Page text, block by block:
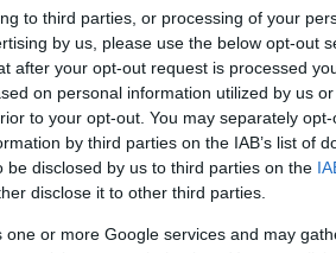
to third parties, or processing of your
by us, please use the below opt-out
after your opt-out request is processed
on personal information utilized by us
to your opt-out. You may separately
by third parties on the IAB’s list of
disclosed by us to third parties on the
disclose it to other third parties.
or more Google services and may
Gáborné, aFővárosi
Gábor özvegye
cirkuszdinasztia tagja
- írták a közleményében a
A
A